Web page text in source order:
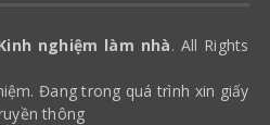
nghiệm làm nhà. All Rights
Đang trong quá trình xin giấy
thông